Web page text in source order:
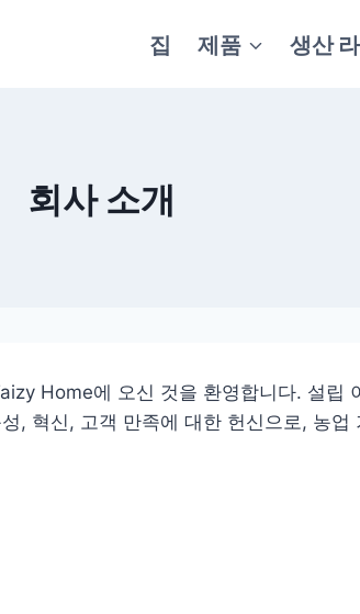
집 제품 생산
회사 소개
Home에 오신 것을 환영합니다. 설립
, 혁신, 고객 만족에 대한 헌신으로, 농